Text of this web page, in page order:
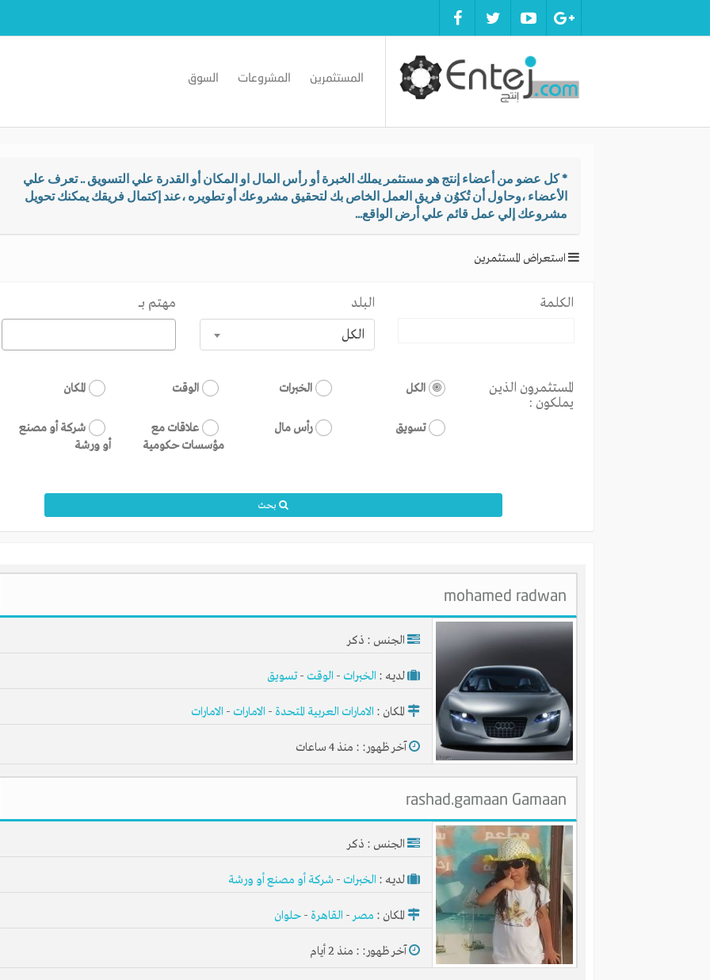
المستثمرين المشروعات السوق
* كل عضو من أعضاء إنتج هو مستثمر يملك الخبرة أو رأس المال او المكان أو القدرة علي التسويق .. تعرف علي
الأعضاء ،وحاول أن تُكوُن فريق العمل الخاص بك لتحقيق مشروعك أو تطويره ،عند إكتمال فريقك يمكنك تحويل
مشروعك إلي عمل قائم علي أرض الواقع...
استعراض المستثمرين
الكلمة
البلد
الكل
مهتم بـــ
المستثمرون الذين
يملكون :
الكل الخبرات الوقت المكان
تسويق رأس مال
علاقات مع
مؤسسات حكومية
شركة أو مصنع
أو ورشة
بحث
mohamed radwan
الجنس : ذكر
لديـه : الخبرات - الوقت -تسويق
المكان : الامارات العربية المتحدة - الامارات - الامارات
آخر ظهور: : منذ 4 ساعات
rashad.gamaan Gamaan
الجنس : ذكر
لديـه : الخبرات - شركة أو مصنع أو ورشة
المكان : مصر- القاهرة - حلوان
آخر ظهور: : منذ 2 أيام